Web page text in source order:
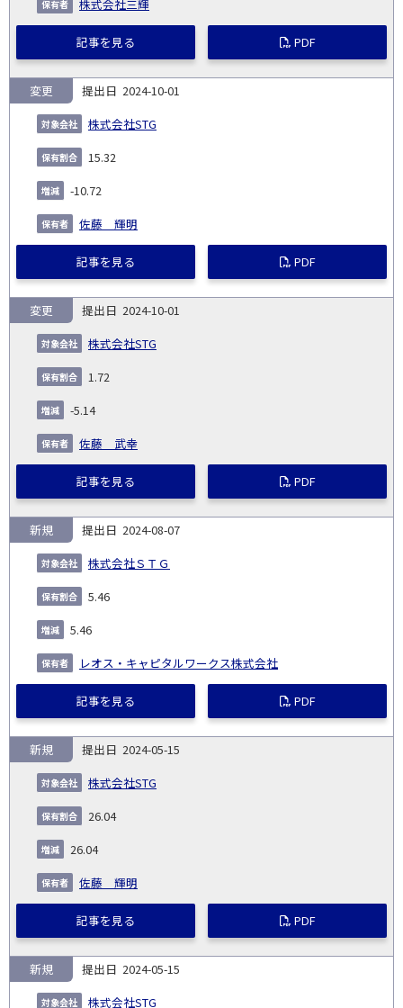
株式会社三輝
記事を見る PDF
2024-10-01
株式会社STG
変更
15.32
-10.72
佐藤 輝明
記事を見る PDF
2024-10-01
株式会社STG
変更
1.72
-5.14
佐藤 武幸
記事を見る PDF
2024-08-07
株式会社ＳＴＧ
新規
5.46
5.46
レオス・キャピタルワークス株式会社
記事を見る PDF
2024-05-15
株式会社STG
新規
26.04
26.04
佐藤 輝明
記事を見る PDF
2024-05-15
株式会社STG
新規